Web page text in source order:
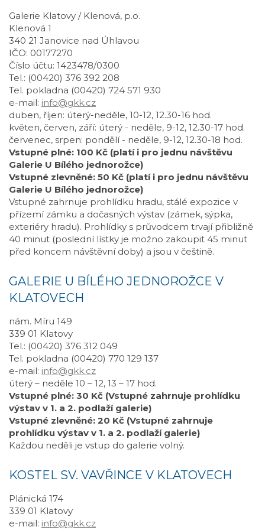
Galerie Klatovy / Klenová, p.o.
Klenová 1
340 21 Janovice nad Úhlavou
IČO: 00177270
Číslo účtu: 1423478/0300
Tel.: (00420) 376 392 208
Tel. pokladna (00420) 724 571 930
e-mail: info@gkk.cz
duben, říjen: úterý-neděle, 10-12, 12.30-16 hod.
květen, červen, září: úterý - neděle, 9-12, 12.30-17 hod.
červenec, srpen: pondělí - neděle, 9-12, 12.30-18 hod.
Vstupné plné: 100 Kč (platí i pro jednu návštěvu
Galerie U Bílého jednorožce)
Vstupné zlevněné: 50 Kč (platí i pro jednu návštěvu
Galerie U Bílého jednorožce)
Vstupné zahrnuje prohlídku hradu, stálé expozice v
přízemí zámku a dočasných výstav (zámek, sýpka,
exteriéry hradu). Prohlídky s průvodcem trvají přibližně
40 minut (poslední lístky je možno zakoupit 45 minut
před koncem návštěvní doby) a jsou v češtině.
GALERIE U BÍLÉHO JEDNOROŽCE V
KLATOVECH
nám. Míru 149
339 01 Klatovy
Tel.: (00420) 376 312 049
Tel. pokladna (00420) 770 129 137
e-mail: info@gkk.cz
úterý – neděle 10 – 12, 13 – 17 hod.
Vstupné plné: 30 Kč (Vstupné zahrnuje prohlídku
výstav v 1. a 2. podlaží galerie)
Vstupné zlevněné: 20 Kč (Vstupné zahrnuje
prohlídku výstav v 1. a 2. podlaží galerie)
Každou neděli je vstup do galerie volný.
KOSTEL SV. VAVŘINCE V KLATOVECH
Plánická 174
339 01 Klatovy
e-mail: info@gkk.cz